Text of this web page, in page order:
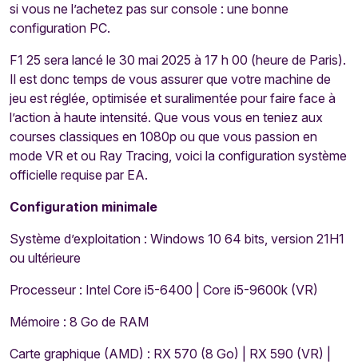
si vous ne l’achetez pas sur console : une bonne
configuration PC.
F1 25 sera lancé le 30 mai 2025 à 17 h 00 (heure de Paris).
Il est donc temps de vous assurer que votre machine de
jeu est réglée, optimisée et suralimentée pour faire face à
l’action à haute intensité. Que vous vous en teniez aux
courses classiques en 1080p ou que vous passion en
mode VR et ou Ray Tracing, voici la configuration système
officielle requise par EA.
Configuration minimale
Système d’exploitation : Windows 10 64 bits, version 21H1
ou ultérieure
Processeur : Intel Core i5-6400 | Core i5-9600k (VR)
Mémoire : 8 Go de RAM
Carte graphique (AMD) : RX 570 (8 Go) | RX 590 (VR) |